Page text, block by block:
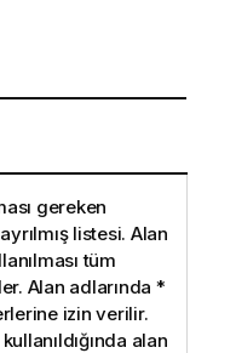
gereken
listesi. Alan
tüm
Alan adlarında *
izin verilir.
alan